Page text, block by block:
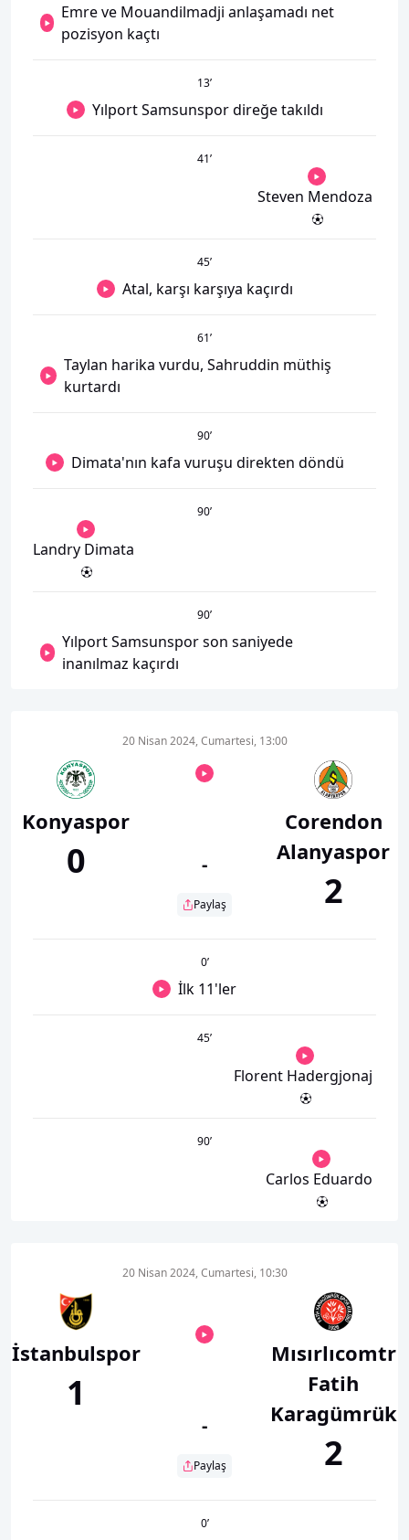
Emre ve Mouandilmadji anlaşamadı net
pozisyon kaçtı
13’
Yılport Samsunspor direğe takıldı
41’
Steven Mendoza
45’
Atal, karşı karşıya kaçırdı
61’
Taylan harika vurdu, Sahruddin müthiş
kurtardı
90’
Dimata'nın kafa vuruşu direkten döndü
90’
Landry Dimata
90’
Yılport Samsunspor son saniyede
inanılmaz kaçırdı
Konyaspor
0
20 Nisan 2024, Cumartesi, 13:00
-
Paylaş
Corendon
Alanyaspor
2
0’
İlk 11'ler
45’
Florent Hadergjonaj
90’
Carlos Eduardo
İstanbulspor
1
20 Nisan 2024, Cumartesi, 10:30
-
Paylaş
Mısırlıcomtr
Fatih
Karagümrük
2
0’